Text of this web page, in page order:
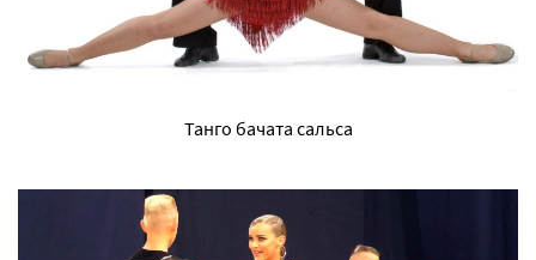
Танго бачата сальса